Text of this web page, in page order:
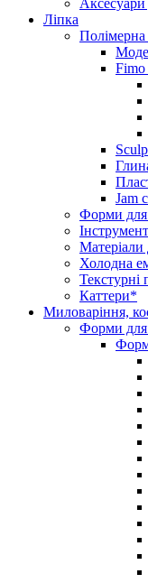
Ліпка
Полімерна
Jam
Форми для
Матеріали
Холодна
Текстурні
Каттери*
Миловаріння,
Форми